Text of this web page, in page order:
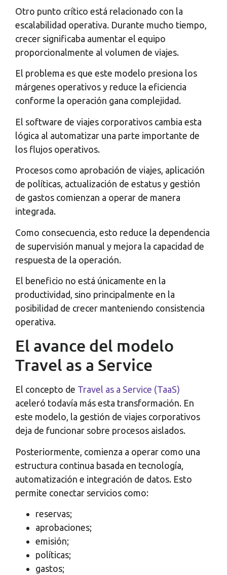
Otro punto crítico está relacionado con la
escalabilidad operativa. Durante mucho tiempo,
crecer significaba aumentar el equipo
proporcionalmente al volumen de viajes.
El problema es que este modelo presiona los
márgenes operativos y reduce la eficiencia
conforme la operación gana complejidad.
El software de viajes corporativos cambia esta
lógica al automatizar una parte importante de
los flujos operativos.
Procesos como aprobación de viajes, aplicación
de políticas, actualización de estatus y gestión
de gastos comienzan a operar de manera
integrada.
Como consecuencia, esto reduce la dependencia
de supervisión manual y mejora la capacidad de
respuesta de la operación.
El beneficio no está únicamente en la
productividad, sino principalmente en la
posibilidad de crecer manteniendo consistencia
operativa.
El avance del modelo
Travel as a Service
El concepto de Travel as a Service (TaaS)
aceleró todavía más esta transformación. En
este modelo, la gestión de viajes corporativos
deja de funcionar sobre procesos aislados.
Posteriormente, comienza a operar como una
estructura continua basada en tecnología,
automatización e integración de datos. Esto
permite conectar servicios como:
reservas;
aprobaciones;
emisión;
políticas;
gastos;